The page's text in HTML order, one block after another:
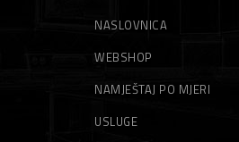
NASLOVNICA
WEBSHOP
NAMJEŠTAJ PO MJERI
USLUGE